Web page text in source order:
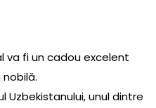
va fi un cadou excelent
Uzbekistanului, unul dintre